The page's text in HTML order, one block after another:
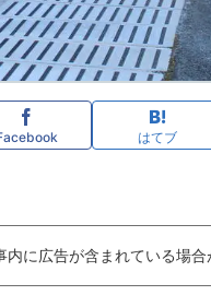
はてブ
に広告が含まれている場合